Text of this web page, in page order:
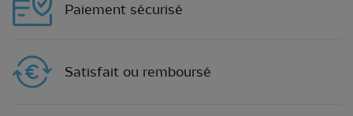
Paiement sécurisé
Satisfait ou remboursé